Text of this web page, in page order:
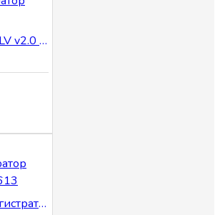
DVR-8512P LV v2.0 видеорегистратор гибридный
HD Видеорегистратор AltCam DVR1613